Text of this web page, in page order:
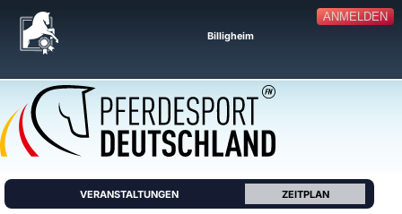
ANMELDEN
Billigheim
VERANSTALTUNGEN ZEITPLAN